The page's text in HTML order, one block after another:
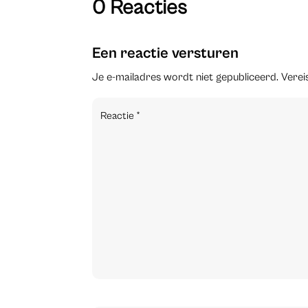
0 Reacties
Een reactie versturen
Je e-mailadres wordt niet gepubliceerd.